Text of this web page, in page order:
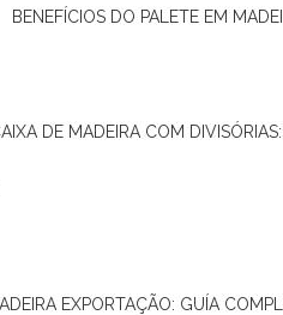
BENEFÍCIOS DO PALETE EM
CAIXA DE MADEIRA COM
EXPORTAÇÃO: GUÍA